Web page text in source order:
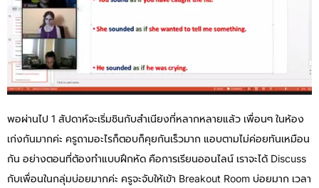
พอผ่านไป 1 สัปดาห์จะเริ่มชินกับสำเนียงที่หลากหลายแล้ว เพื่อนๆ ในห้อง
เก่งกันมากค่ะ ครูถามอะไรก็ตอบก็คุยกันเร็วมาก แอบตามไม่ค่อยทันเหมือน
กัน อย่างตอนที่ต้องทำแบบฝึกหัด คือการเรียนออนไลน์ เราจะได้ Discuss
กับเพื่อนในกลุ่มบ่อยมากค่ะ ครูจะจับให้เข้า Breakout Room บ่อยมาก เวลา